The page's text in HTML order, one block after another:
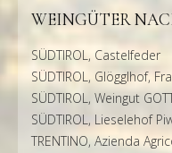
WEINGÜTER
SÜDTIROL, Castelfeder
SÜDTIROL, Glögglhof,
SÜDTIROL, Weingut
SÜDTIROL, Lieselehof
TRENTINO, Azienda